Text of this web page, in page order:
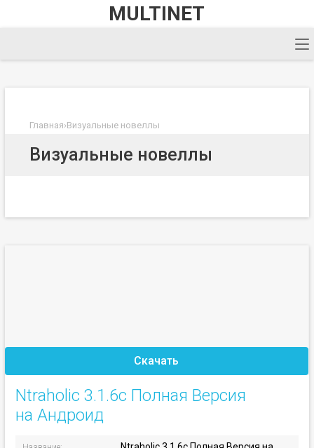
MULTINET
Главная›Визуальные новеллы
Визуальные новеллы
Скачать
Ntraholic 3.1.6c Полная Версия
на Андроид